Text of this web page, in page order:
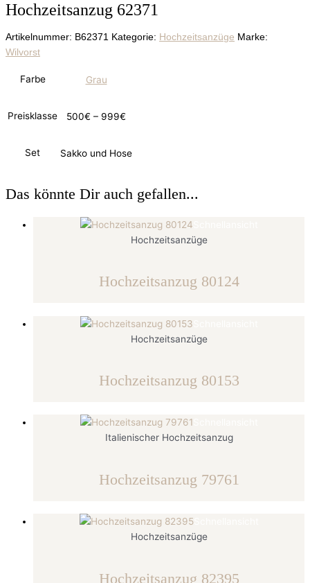
Hochzeitsanzug 62371
Artikelnummer: B62371 Kategorie: Hochzeitsanzüge Marke:
Wilvorst
Farbe Grau
Preisklasse 500€ – 999€
Set Sakko und Hose
Das könnte Dir auch gefallen...
Hochzeitsanzüge
Hochzeitsanzug 80124
Hochzeitsanzüge
Hochzeitsanzug 80153
Italienischer Hochzeitsanzug
Hochzeitsanzug 79761
Schnellansicht
Hochzeitsanzüge
Hochzeitsanzug 82395